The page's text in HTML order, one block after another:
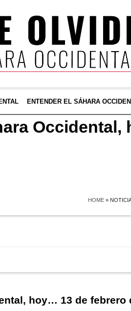
ENTENDER EL SÁHARA
HOME »
hoy… 13 de febrero